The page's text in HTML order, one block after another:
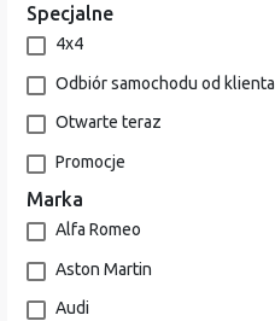
Specjalne
4x4
Odbiór samochodu od klienta
Otwarte teraz
Promocje
Marka
Alfa Romeo
Aston Martin
Audi